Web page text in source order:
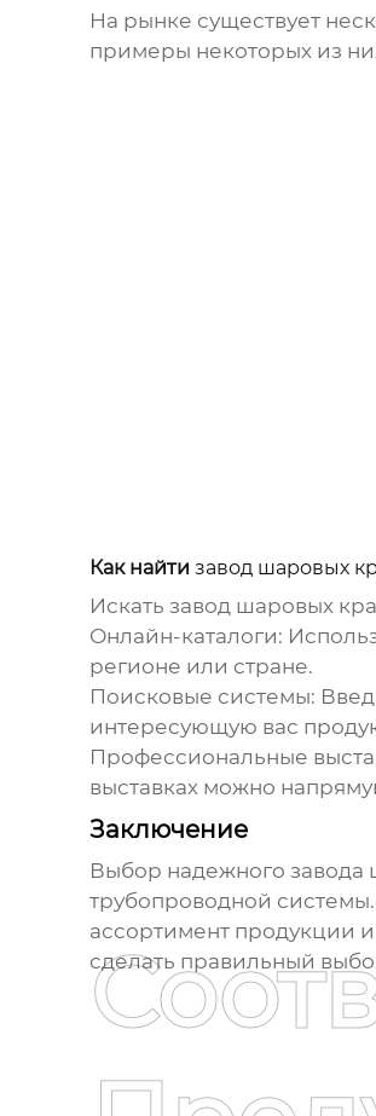
На рынке существует
примеры некоторых из
Как найти завод шаровых
Искать завод шаровых
Онлайн-каталоги:
регионе или стране.
Поисковые системы:
интересующую вас
Профессиональные
выставках можно
Заключение
Выбор надежного завода
трубопроводной
ассортимент продукции
сделать правильный